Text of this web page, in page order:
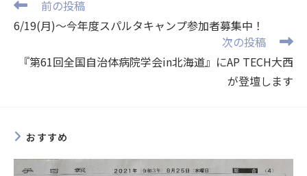
前の投稿
6/19(月)～今年度スパルタキャンプ参加者募集中！
次の投稿
『第61回全国自治体病院学会in北海道』にAP TECH大西
が登壇します
おすすめ